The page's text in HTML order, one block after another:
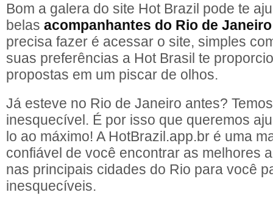
Bom a galera do site Hot Brazil pode te
belas acompanhantes do Rio de Janeiro
precisa fazer é acessar o site, simples
suas preferências a Hot Brasil te
propostas em um piscar de olhos.
Já esteve no Rio de Janeiro antes?
inesquecível. É por isso que queremos
lo ao máximo! A HotBrazil.app.br é uma
confiável de você encontrar as melhores
nas principais cidades do Rio para você
inesquecíveis.